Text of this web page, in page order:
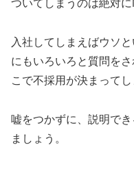
ついてしまうのは絶対に
入社してしまえばウソ
にもいろいろと質問を
こで不採用が決まってし
嘘をつかずに、説明で
ましょう。